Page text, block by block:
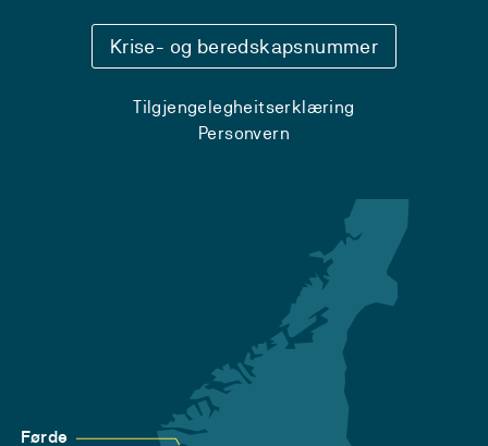
Krise- og beredskapsnummer
Tilgjengelegheitserklæring
Personvern
Førde